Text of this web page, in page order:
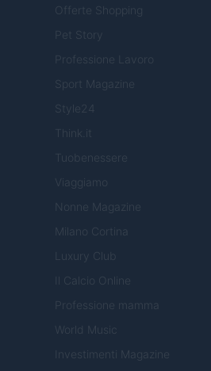
Offerte Shopping
Pet Story
Professione Lavoro
Sport Magazine
Style24
Think.it
Tuobenessere
Viaggiamo
Nonne Magazine
Milano Cortina
Luxury Club
Il Calcio Online
Professione mamma
World Music
Investimenti Magazine